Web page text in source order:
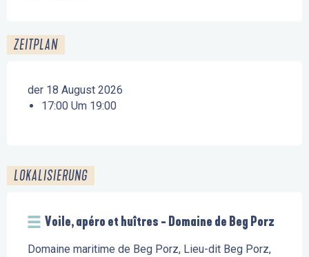
ZEITPLAN
der 18 August 2026
17:00 Um 19:00
LOKALISIERUNG
Voile, apéro et huîtres - Domaine de Beg Porz
Domaine maritime de Beg Porz, Lieu-dit Beg Porz,